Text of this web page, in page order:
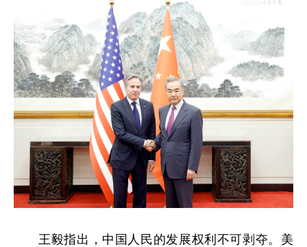
王毅指出，中国人民的发展权利不可剥夺。美